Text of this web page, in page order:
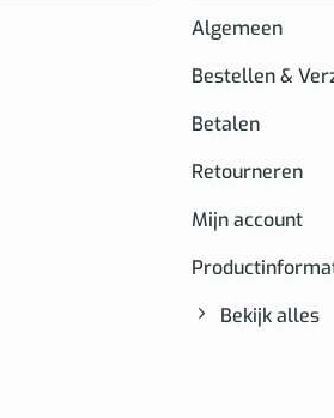
Algemeen
Bestellen &
Betalen
Retourneren
Mijn account
Bekijk alles